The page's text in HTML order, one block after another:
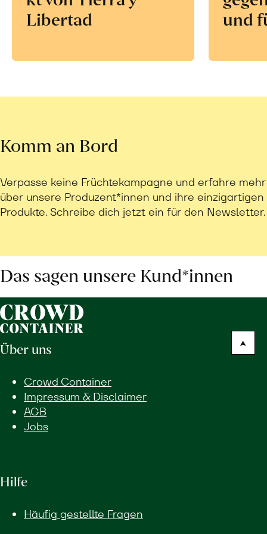
Libertad
und
Komm an Bord
Verpasse keine Früchtekampagne und erfahre mehr
über unsere Produzent*innen und ihre einzigartigen
Produkte. Schreibe dich jetzt ein für den Newsletter.
Das sagen unsere Kund*innen
Über uns
Crowd Container
Impressum & Disclaimer
AGB
Jobs
Hilfe
Häufig gestellte Fragen